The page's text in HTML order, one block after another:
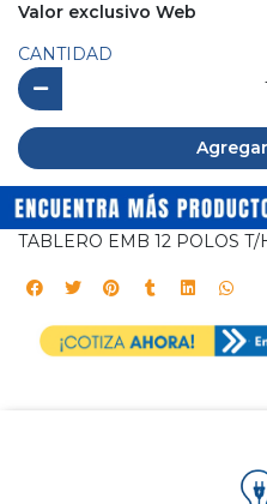
Valor exclusivo Web
CANTIDAD
TABLERO EMB 12 POLOS